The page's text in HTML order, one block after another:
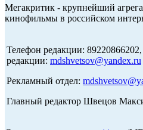
Мегакритик - крупнейший
кинофильмы в российском
Телефон редакции: 89220866202,
редакции: mdshvetsov@yandex.ru
Рекламный отдел:
Главный редактор Швецов